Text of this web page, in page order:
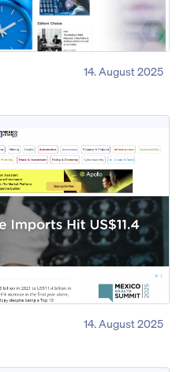
14. August 2025
14. August 2025